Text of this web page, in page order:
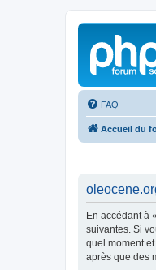
FAQ
Accueil du
En accédant à
suivantes. Si
quel moment
après que des